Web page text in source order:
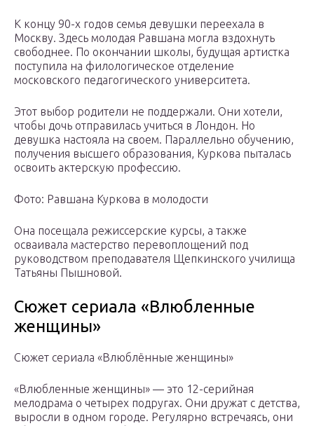
К концу 90-х годов семья девушки переехала в
Москву. Здесь молодая Равшана могла вздохнуть
свободнее. По окончании школы, будущая артистка
поступила на филологическое отделение
московского педагогического университета.
Этот выбор родители не поддержали. Они хотели,
чтобы дочь отправилась учиться в Лондон. Но
девушка настояла на своем. Параллельно обучению,
получения высшего образования, Куркова пыталась
освоить актерскую профессию.
Фото: Равшана Куркова в молодости
Она посещала режиссерские курсы, а также
осваивала мастерство перевоплощений под
руководством преподавателя Щепкинского училища
Татьяны Пышновой.
Сюжет сериала «Влюбленные
женщины»
Сюжет сериала «Влюблённые женщины»
«Влюбленные женщины» — это 12-серийная
мелодрама о четырех подругах. Они дружат с детства,
выросли в одном городе. Регулярно встречаясь, они